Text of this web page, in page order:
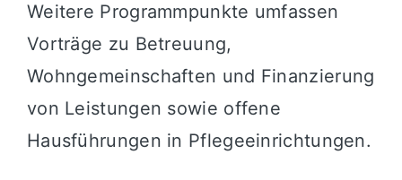
Weitere Programmpunkte umfassen
Vorträge zu Betreuung,
Wohngemeinschaften und Finanzierung
von Leistungen sowie offene
Hausführungen in Pflegeeinrichtungen.